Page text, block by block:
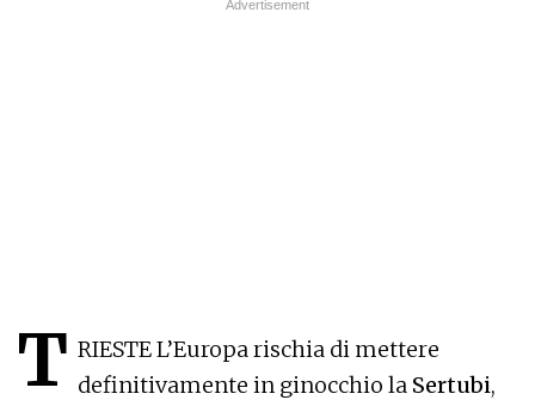
T RIESTE L’Europa rischia di mettere
definitivamente in ginocchio la Sertubi,